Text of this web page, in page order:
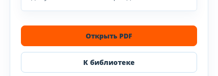
Открыть PDF
К библиотеке